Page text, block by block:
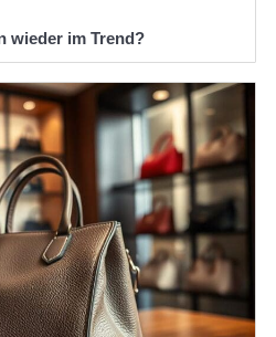
wieder im Trend?